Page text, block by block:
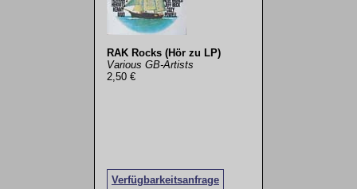
RAK Rocks (Hör zu LP)
Various GB-Artists
2,50 €
Verfügbarkeitsanfrage